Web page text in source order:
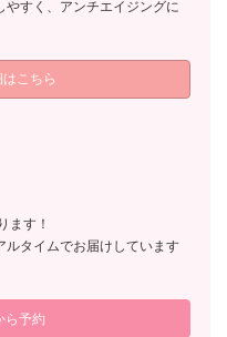
やすく、アンチエイジングに
こちら
ます！
ルタイムでお届けしています
ら予約